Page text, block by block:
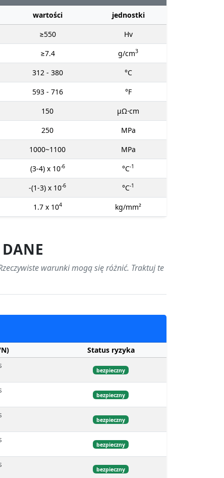
wartości
jednostki
≥550
Hv
≥7.4 g/cm3
312 - 380
°C
593 - 716
°F
150
μΩ⋅cm
250
MPa
1000~1100
MPa
(3-4) x 10-6 °C-1
-(1-3) x 10-6 °C-1
1.7 x 104 kg/mm²
warunki mogą się różnić. Traktuj te
Status ryzyka
bezpieczny
bezpieczny
bezpieczny
bezpieczny
bezpieczny